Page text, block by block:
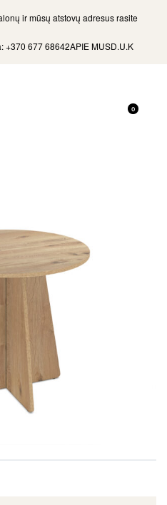
ir mūsų atstovų adresus rasite
+370 677 68642APIE MUSD.U.K
0